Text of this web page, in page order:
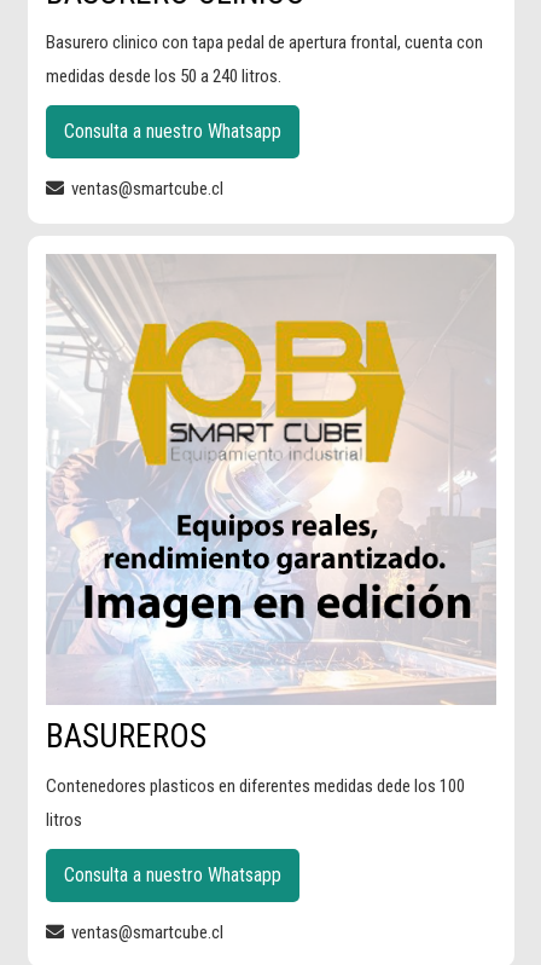
Basurero clinico con tapa pedal de apertura frontal, cuenta con
medidas desde los 50 a 240 litros.
Consulta a nuestro Whatsapp
ventas@smartcube.cl
BASUREROS
Contenedores plasticos en diferentes medidas dede los 100
litros
Consulta a nuestro Whatsapp
ventas@smartcube.cl